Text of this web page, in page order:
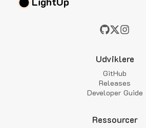
Udviklere
GitHub
Releases
Developer Guide
Ressourcer